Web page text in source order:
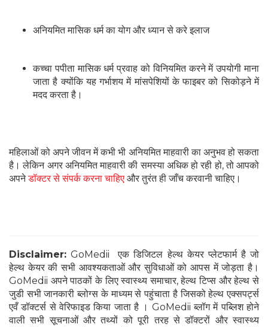
अनियमित मासिक धर्म का योग और ध्यान से करे इलाज
कच्चा पपीता मासिक धर्म प्रवाह को विनियमित करने में उपयोगी माना
जाता है क्योंकि यह गर्भाशय में मांसपेशियों के फाइबर को सिकोड़ने में
मदद करता है।
महिलाओं को अपने जीवन में कभी भी अनियमित माहवारी का अनुभव हो सकता
है। लेकिन अगर अनियमित माहवारी की समस्या अधिक हो रही हो, तो आपको
अपनेडॉक्टर से संपर्क करना चाहिए और तुरंत ही जाँच करवानी चाहिए।
Disclaimer: GoMedii एक डिजिटल हेल्थ केयर प्लेटफार्म है जो
हेल्थ केयर की सभी आवश्यकताओं और सुविधाओं को आपस में जोड़ता है।
GoMedii अपने पाठकों के लिए स्वास्थ्य समाचार, हेल्थ टिप्स और हेल्थ से
जुडी सभी जानकारी ब्लोग्स के माध्यम से पहुंचाता है जिसको हेल्थ एक्सपर्ट्स
एवँ डॉक्टर्स से वेरिफाइड किया जाता है । GoMedii ब्लॉग में पब्लिश होने
वाली सभी सूचनाओं और तथ्यों को पूरी तरह से डॉक्टरों और स्वास्थ्य